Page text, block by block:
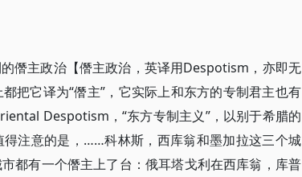
僭主政治【僭主政治，英译用Despotism，亦即无
把它译为“僭主”，它实际上和东方的专制君主也有
Despotism，“东方专制主义”，以别于希腊的
注意的是，……科林斯，西库翁和墨加拉这三个城
都有一个僭主上了台：俄耳塔戈利在西库翁，库普